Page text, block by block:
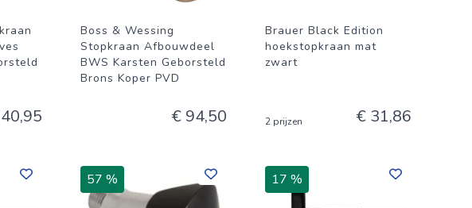
Boss & Wessing
Stopkraan Afbouwdeel
BWS Karsten Geborsteld
Brons Koper PVD
€ 94,50
Brauer Black Edition
hoekstopkraan mat
zwart
2 prijzen € 31,86
57 % 17 %